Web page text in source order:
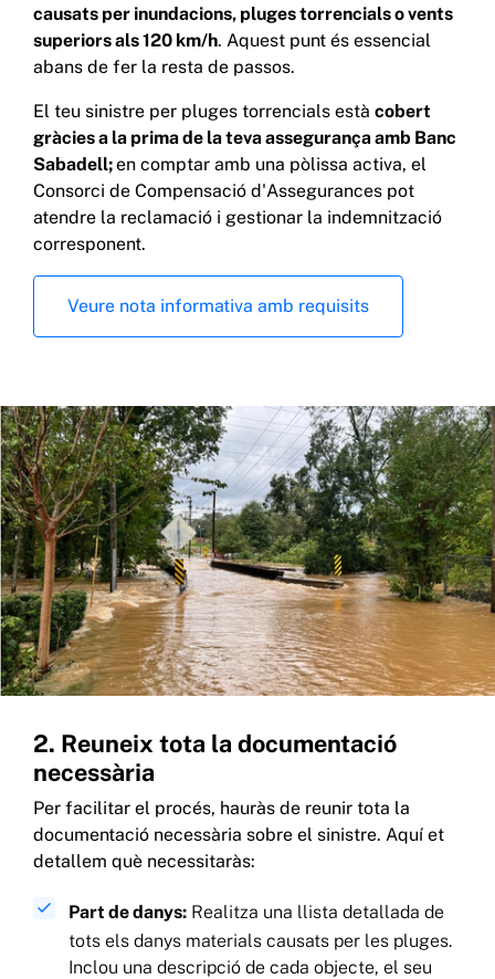
causats per inundacions, pluges torrencials o vents
superiors als 120 km/h. Aquest punt és essencial
abans de fer la resta de passos.
El teu sinistre per pluges torrencials està cobert
gràcies a la prima de la teva assegurança amb Banc
Sabadell;en comptar amb una pòlissa activa, el
Consorci de Compensació d'Assegurances pot
atendre la reclamació i gestionar la indemnització
corresponent.
Veure nota informativa amb requisits
2. Reuneix tota la documentació
necessària
Per facilitar el procés, hauràs de reunir tota la
documentació necessària sobre el sinistre. Aquí et
detallem què necessitaràs:
Part de danys: Realitza una llista detallada de
tots els danys materials causats per les pluges.
Inclou una descripció de cada objecte, el seu